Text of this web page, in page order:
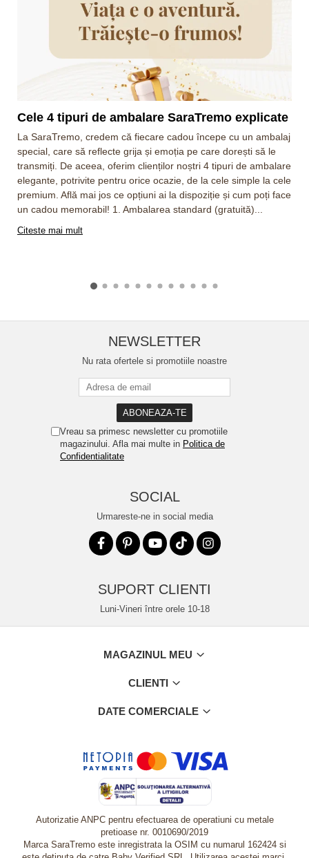
Cele 4 tipuri de ambalare SaraTremo explicate
La SaraTremo, credem că fiecare cadou începe cu un ambalaj
special, care să reflecte grija și emoția pe care dorești să le
transmiți. De aceea, oferim clienților noștri 4 tipuri de ambalare
elegante, potrivite pentru orice ocazie, de la cele simple la cele
premium. Află mai jos ce opțiuni ai la dispoziție și cum poți face
un cadou memorabil! 1. Ambalarea standard (gratuită)...
Citeste mai mult
NEWSLETTER
Nu rata ofertele si promotiile noastre
Vreau sa primesc newsletter cu promotiile
magazinului. Afla mai multe in Politica de
Confidentialitate
SOCIAL
Urmareste-ne in social media
SUPORT CLIENTI
Luni-Vineri între orele 10-18
MAGAZINUL MEU
CLIENTI
DATE COMERCIALE
Autorizatie ANPC pentru efectuarea de operatiuni cu metale
pretioase nr. 0010690/2019
Marca SaraTremo este inregistrata la OSIM cu numarul 162424 si